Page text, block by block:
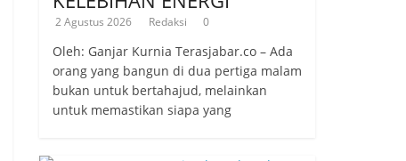
2 Agustus 2026 Redaksi 0
Oleh: Ganjar Kurnia Terasjabar.co – Ada
orang yang bangun di dua pertiga malam
bukan untuk bertahajud, melainkan
untuk memastikan siapa yang